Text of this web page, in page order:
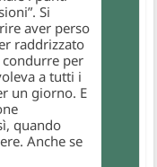
Si
aver perso
raddrizzato
per
a tutti i
un giorno. E
quando
Anche se